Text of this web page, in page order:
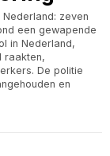
zeven
een gewapende
in Nederland,
raakten,
De politie
en